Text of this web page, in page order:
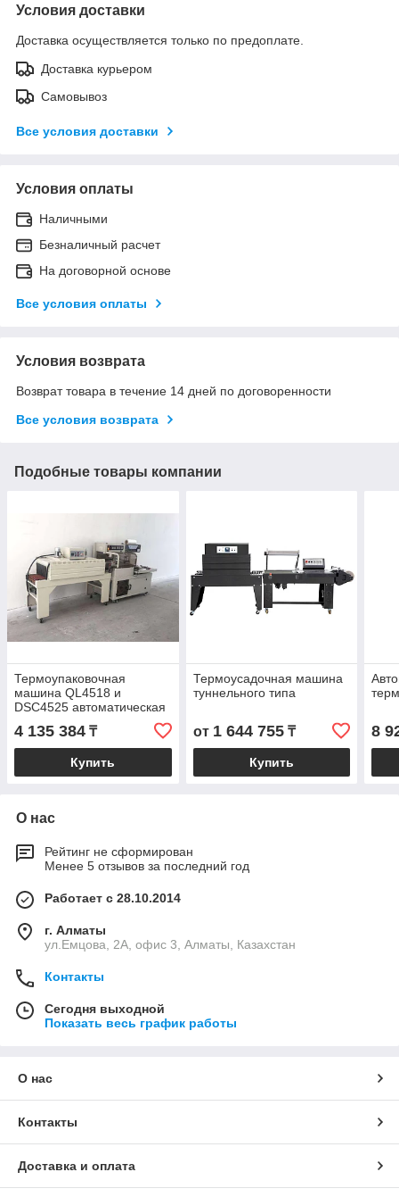
Условия доставки
Доставка осуществляется только по предоплате.
Доставка курьером
Самовывоз
Все условия доставки
Условия оплаты
Наличными
Безналичный расчет
На договорной основе
Все условия оплаты
Условия возврата
Возврат товара в течение 14 дней по договоренности
Все условия возврата
Подобные товары компании
Термоупаковочная
машина QL4518 и
DSC4525 автоматическая
4 135 384 ₸
Купить
Термоусадочная машина
туннельного типа
от 1 644 755₸
Купить
8
О нас
Рейтинг не сформирован
Менее 5 отзывов за последний год
Работает с 28.10.2014
г. Алматы
ул.Емцова, 2А, офис 3, Алматы, Казахстан
Контакты
Сегодня выходной
Показать весь график работы
О нас
Контакты
Доставка и оплата